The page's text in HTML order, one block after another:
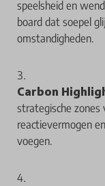
speelsheid en
board dat soepel
omstandigheden.
Carbon
strategische
reactievermogen
voegen.